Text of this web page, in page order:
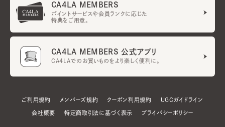
CA4LA MEMBERS
ポイントサービスや会員ランクに応じた
特典をご用意。
CA4LA MEMBERS 公式アプリ
CA4LAでのお買いものをより楽しく便利に。
ご利用規約 メンバーズ規約 クーポン利用規約 UGCガイドライン
会社概要 特定商取引法に基づく表示 プライバシーポリシー